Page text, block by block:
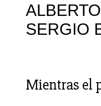
SERGIO
Mientras el